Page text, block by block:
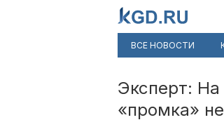
ВСЕ НОВОСТИ
Эксперт: На
«промка»